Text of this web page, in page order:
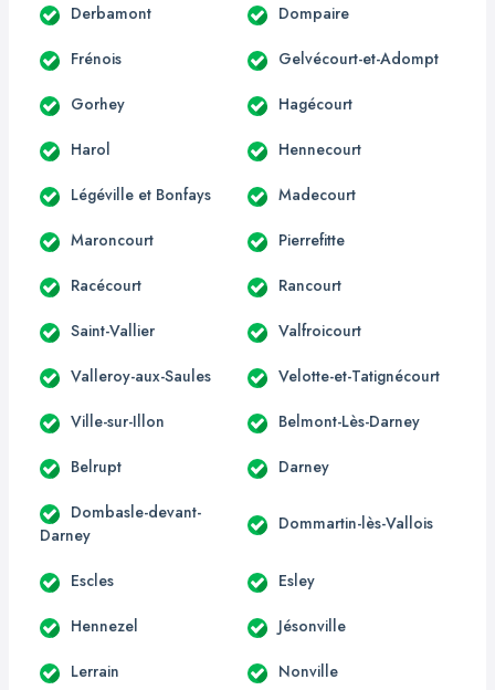
Derbamont Dompaire
Frénois Gelvécourt-et-Adompt
Gorhey Hagécourt
Harol Hennecourt
Légéville et Bonfays Madecourt
Maroncourt Pierrefitte
Racécourt Rancourt
Saint-Vallier Valfroicourt
Valleroy-aux-Saules Velotte-et-Tatignécourt
Ville-sur-Illon Belmont-Lès-Darney
Belrupt Darney
Dombasle-devant-
Darney
Dommartin-lès-Vallois
Escles Esley
Hennezel Jésonville
Lerrain Nonville